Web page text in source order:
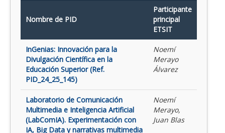
Nombre de PID
Participante
principal
ETSIT
InGenias: Innovación para la
Divulgación Científica en la
Educación Superior (Ref.
PID_24_25_145)
Noemí
Merayo
Álvarez
Laboratorio de Comunicación
Multimedia e Inteligencia Artificial
(LabComIA). Experimentación con
IA, Big Data y narrativas multimedia
Noemí
Merayo,
Juan Blas